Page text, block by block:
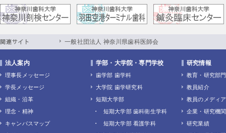
一般社団法人 神奈川県歯科医師会
法人案内
理事長メッセージ
学長メッセージ
組織・沿革
理念・精神
キャンパスマップ
学部・大学院・専門学校
歯学部 歯学科
大学院 歯学研究科
短期大学部
短期大学部 歯科衛生学科
短期大学部 看護学科
研究情報
教育・研究部門
教員紹介
教員のメディ
企業・研究機関
研究業績